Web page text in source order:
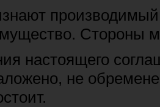
Стороны
настоящего
не